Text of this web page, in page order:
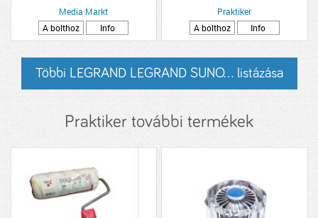
Media Markt
A bolthoz
Info
Praktiker
A bolthoz
Info
Többi LEGRAND LEGRAND SUNO... listázása
Praktiker további termékek